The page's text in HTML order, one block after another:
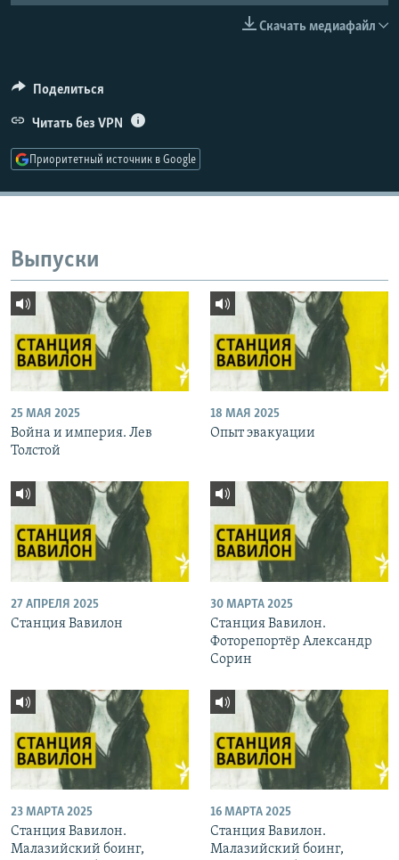
СОЦИАЛЬНЫЕ СЕТИ
Скачать медиафайл
Поделиться
Читать без VPN
Приоритетный источник в Google
Выпуски
25 МАЯ 2025
Война и империя. Лев
Толстой
18 МАЯ 2025
Опыт эвакуации
27 АПРЕЛЯ 2025
Станция Вавилон
30 МАРТА 2025
Станция Вавилон.
Фоторепортёр Александр
Сорин
23 МАРТА 2025
Станция Вавилон.
Малазийский боинг,
16 МАРТА 2025
Станция Вавилон.
Малазийский боинг,